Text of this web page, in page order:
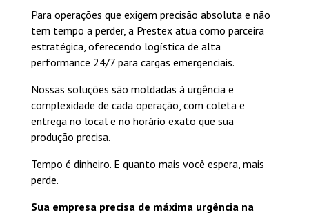
Para operações que exigem precisão absoluta e não
tem tempo a perder, a Prestex atua como parceira
estratégica, oferecendo logística de alta
performance 24/7 para cargas emergenciais.
Nossas soluções são moldadas à urgência e
complexidade de cada operação, com coleta e
entrega no local e no horário exato que sua
produção precisa.
Tempo é dinheiro. E quanto mais você espera, mais
perde.
Sua empresa precisa de máxima urgência na